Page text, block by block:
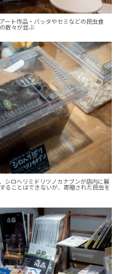
ート作品・バッタやセミなどの昆虫食
数々が並ぶ
シロヘリミドリツノカナブンが店内に展
ることはできないが、寄贈された昆虫を